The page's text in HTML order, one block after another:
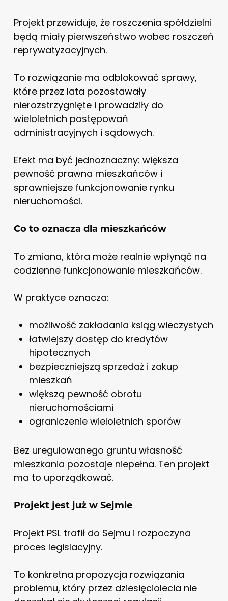
Projekt przewiduje, że roszczenia spółdzielni
będą miały pierwszeństwo wobec roszczeń
reprywatyzacyjnych.
To rozwiązanie ma odblokować sprawy,
które przez lata pozostawały
nierozstrzygnięte i prowadziły do
wieloletnich postępowań
administracyjnych i sądowych.
Efekt ma być jednoznaczny: większa
pewność prawna mieszkańców i
sprawniejsze funkcjonowanie rynku
nieruchomości.
Co to oznacza dla mieszkańców
To zmiana, która może realnie wpłynąć na
codzienne funkcjonowanie mieszkańców.
W praktyce oznacza:
możliwość zakładania ksiąg wieczystych
łatwiejszy dostęp do kredytów
hipotecznych
bezpieczniejszą sprzedaż i zakup
mieszkań
większą pewność obrotu
nieruchomościami
ograniczenie wieloletnich sporów
Bez uregulowanego gruntu własność
mieszkania pozostaje niepełna. Ten projekt
ma to uporządkować.
Projekt jest już w Sejmie
Projekt PSL trafił do Sejmu i rozpoczyna
proces legislacyjny.
To konkretna propozycja rozwiązania
problemu, który przez dziesięciolecia nie